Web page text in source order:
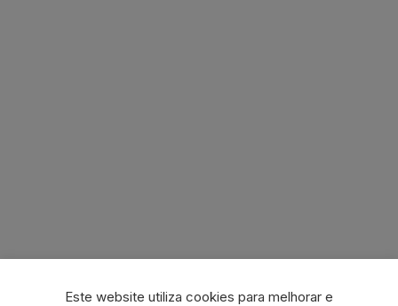
Este website utiliza cookies para melhorar e